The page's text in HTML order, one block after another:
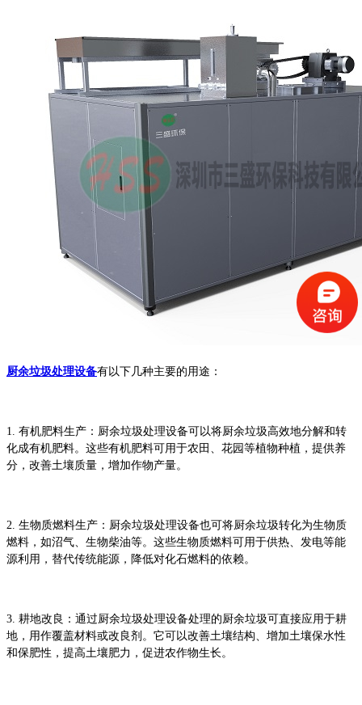
厨余垃圾处理设备有以下几种主要的用途：
1. 有机肥料生产：厨余垃圾处理设备可以将厨余垃圾高效地分解和转
化成有机肥料。这些有机肥料可用于农田、花园等植物种植，提供养
分，改善土壤质量，增加作物产量。
2. 生物质燃料生产：厨余垃圾处理设备也可将厨余垃圾转化为生物质
燃料，如沼气、生物柴油等。这些生物质燃料可用于供热、发电等能
源利用，替代传统能源，降低对化石燃料的依赖。
3. 耕地改良：通过厨余垃圾处理设备处理的厨余垃圾可直接应用于耕
地，用作覆盖材料或改良剂。它可以改善土壤结构、增加土壤保水性
和保肥性，提高土壤肥力，促进农作物生长。